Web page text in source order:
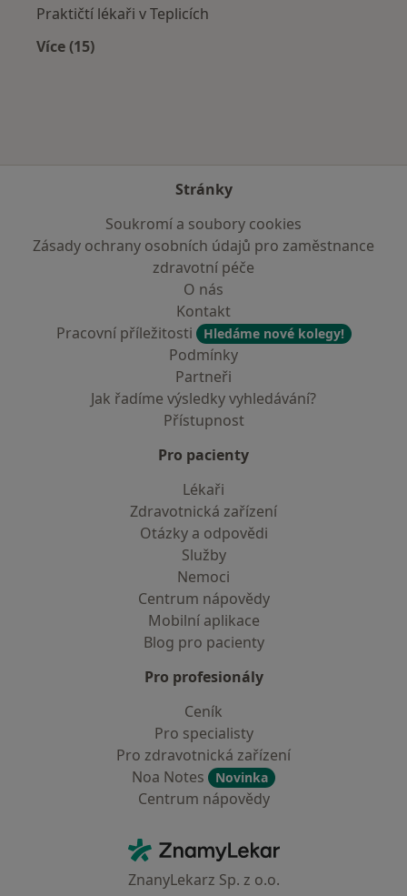
Praktičtí lékaři v Teplicích
Více (15)
Stránky
Soukromí a soubory cookies
Zásady ochrany osobních údajů pro zaměstnance
zdravotní péče
O nás
Kontakt
Pracovní příležitosti
Hledáme nové kolegy!
Podmínky
Partneři
Jak řadíme výsledky vyhledávání?
Přístupnost
Pro pacienty
Lékaři
Zdravotnická zařízení
Otázky a odpovědi
Služby
Nemoci
Centrum nápovědy
Mobilní aplikace
Blog pro pacienty
Pro profesionály
Ceník
Pro specialisty
Pro zdravotnická zařízení
Noa Notes
Novinka
Centrum nápovědy
ZnamyLekar - Hlavní stránka
ZnanyLekarz Sp. z o.o.